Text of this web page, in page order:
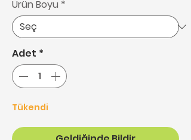
Ürün Boyu *
Adet *
Tükendi